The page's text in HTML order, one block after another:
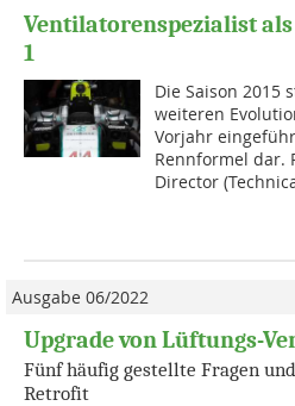
Ventilatorenspezialist
1
Die Saison 2015
weiteren
Vorjahr
Rennformel dar.
Director
Ausgabe 06/2022
Upgrade von Lüftungs-
Fünf häufig gestellte Fragen
Retrofit